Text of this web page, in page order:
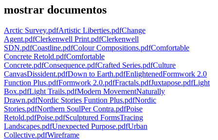
mostrar documentos
Arctic Survey.pdfArtistic Liberties.pdfChange
Agent.pdfClerkenwell Print.pdfClerkenwell
SDN.pdfCoastline.pdfColour Compositions.pdfComfortable
Concrete Retold.pdfComfortable
Concrete.pdfConsequence.pdfCrafted Series.pdfCulture
CanvasDissident.pdfDown to Earth.pdfEnlightenedFormwork 2.0
Function Plus.pdfFormwork 2.0.pdfFractals.pdfJuxtapose.pdfLight
Box.pdfLight Trails.pdfModern MovementNaturally
Drawn.pdfNordic Stories Funtion Plus.pdfNordic
Stories.pdfNorthern SoulPer Contra.pdfPoise
Retold.pdfPoise.pdfSculptured FormsTracing
Landscapes.pdfUnexpected Purpose.pdfUrban
Collective.pdfWireframe